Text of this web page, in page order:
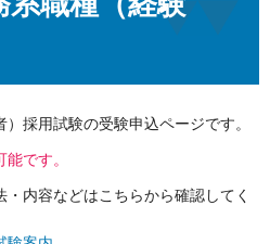
採用試験の受験申込ページです。
です。
内容などはこちらから確認してく